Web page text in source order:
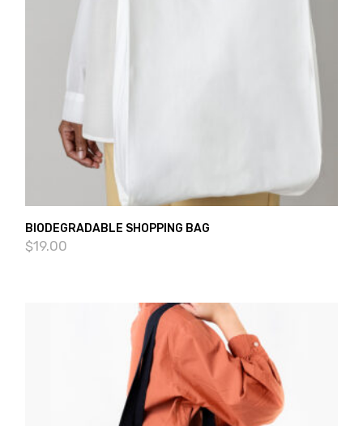
BIODEGRADABLE SHOPPING BAG
$19.00